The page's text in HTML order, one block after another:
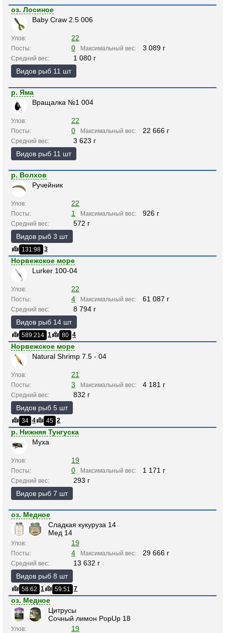
оз. Лосиное
Baby Craw 2.5 006
Улов: 22
Посты: 0 Максимальный вес: 3 089 г
Средний вес:
1 080 г
Видов рыб 11 шт
р. Яма
Вращалка №1 004
Улов: 22
Посты: 0 Максимальный вес: 22 666 г
Средний вес:
3 623 г
Видов рыб 11 шт
р. Волхов
Ручейник
Улов: 22
Посты: 1 Максимальный вес: 926 г
Средний вес:
572 г
Видов рыб 3 шт
131:98 3
Норвежское море
Lurker 100-04
Улов: 22
Посты: 4 Максимальный вес: 61 087 г
Средний вес:
8 794 г
Видов рыб 14 шт
589:214 1 80 4
Норвежское море
Natural Shrimp 7.5 - 04
Улов: 21
Посты: 3 Максимальный вес: 4 181 г
Средний вес:
832 г
Видов рыб 5 шт
34 4 45 2
р. Нижняя Тунгуска
Муха
Улов: 19
Посты: 0 Максимальный вес: 1 171 г
Средний вес:
293 г
Видов рыб 7 шт
оз. Медное
Сладкая кукуруза 14
Мед 14
Улов: 19
Посты: 4 Максимальный вес: 29 666 г
Средний вес:
13 632 г
Видов рыб 8 шт
58:62 1 59:51 7
оз. Медное
Цитрусы
Сочный лимон PopUp 18
Улов: 19